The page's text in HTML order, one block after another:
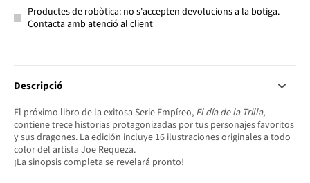
Productes de robòtica: no s'accepten devolucions a la botiga.
Contacta amb atenció al client
Descripció
El próximo libro de la exitosa Serie Empíreo, El día de la Trilla,
contiene trece historias protagonizadas por tus personajes favoritos
y sus dragones. La edición incluye 16 ilustraciones originales a todo
color del artista Joe Requeza.
¡La sinopsis completa se revelará pronto!